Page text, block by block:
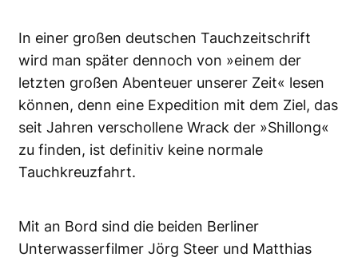
In einer großen deutschen Tauchzeitschrift
wird man später dennoch von »einem der
letzten großen Abenteuer unserer Zeit« lesen
können, denn eine Expedition mit dem Ziel, das
seit Jahren verschollene Wrack der »Shillong«
zu finden, ist definitiv keine normale
Tauchkreuzfahrt.
Mit an Bord sind die beiden Berliner
Unterwasserfilmer Jörg Steer und Matthias